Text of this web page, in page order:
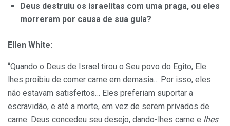
Deus destruiu os israelitas com uma praga, ou eles
morreram por causa de sua gula?
Ellen White:
“Quando o Deus de Israel tirou o Seu povo do Egito, Ele
lhes proibiu de comer carne em demasia… Por isso, eles
não estavam satisfeitos… Eles preferiam suportar a
escravidão, e até a morte, em vez de serem privados de
carne. Deus concedeu seu desejo, dando-lhes carne e lhes